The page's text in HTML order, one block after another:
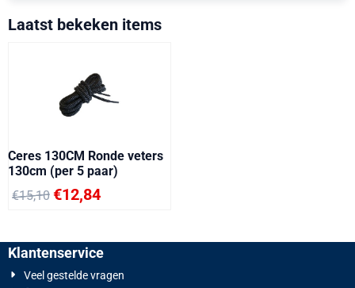
Laatst bekeken items
Ceres 130CM Ronde veters
130cm (per 5 paar)
€15,10 €12,84
Klantenservice
Veel gestelde vragen